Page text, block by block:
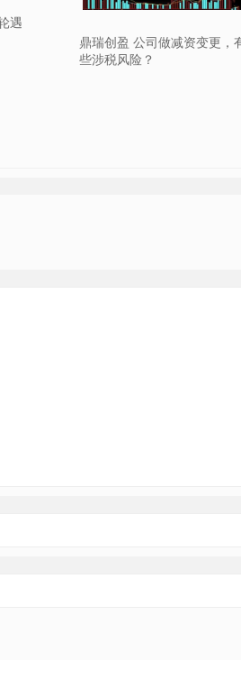
遇
鼎瑞创盈 公司做减资变更，
些涉税风险？